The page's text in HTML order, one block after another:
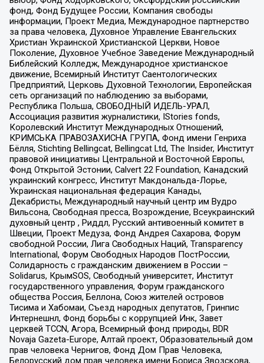
фонд, Фонд Будущее России, Компания свободы
информации, Проект Медиа, Международное партнерство
за права человека, Духовное Управление Евангельских
Христиан Украинской Христианской Церкви, Новое
Поколение, Духовное Учебное Заведение Международный
Библейский Колледж, Международное христианское
движение, Всемирный Институт Саентологических
Предприятий, Церковь Духовной Технологии, Европейская
сеть организаций по наблюдению за выборами,
Республика Польша, СВОБОДНЫЙ ИДЕЛЬ-УРАЛ,
Ассоциация развития журналистики, IStories fonds,
Королевский Институт Международных Отношений,
КРИМСЬКА ПРАВОЗАХИСНА ГРУПА, Фонд имени Генриха
Бёлля, Stichting Bellingcat, Bellingcat Ltd, The Insider, Институт
правовой инициативы Центральной и Восточной Европы,
Фонд Открытой Эстонии, Calvert 22 Foundation, Канадский
украинский конгресс, Институт Макдональда-Лорье,
Украинская национальная федерация Канады,
Декабристы, Международный научный центр им Вудро
Вильсона, Свободная пресса, Возрождение, Всеукраинский
духовный центр , Риддл, Русский антивоенный комитет в
Швеции, Проект Медуза, Фонд Андрея Сахарова, Форум
свободной России, Лига Свободных Наций, Transparеncy
International, Форум Свободных Народов ПостРоссии,
Солидарность с гражданским движением в России –
Solidarus, КрымSOS, Свободный университет, Институт
государственного управления, Форум гражданского
общества Россия, Беллона, Союз жителей островов
Тисима и Хабомаи, Съезд народных депутатов, Гринпис
Интернешнл, Фонд борьбы с коррупцией Инк, Завет
церквей TCCN, Агора, Всемирный фонд природы, BDR
Novaja Gazeta-Europe, Алтай проект, Образовательный дом
прав человека Чернигов, Фонд Дом Прав Человека,
Белорусский дом прав человека имени Бориса Звозскова,